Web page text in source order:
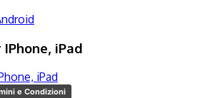
IPhone, iPad
e Condizioni